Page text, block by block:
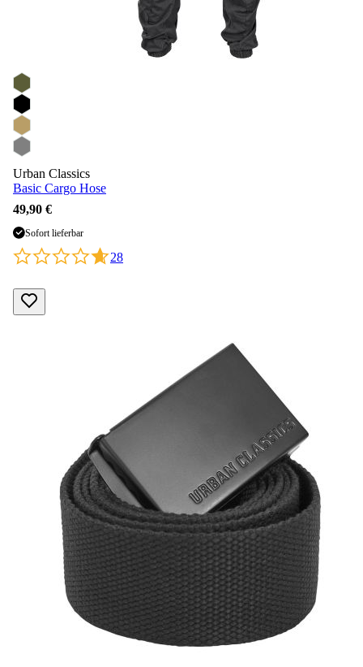
Urban Classics
Basic Cargo Hose
49,90 €
Sofort lieferbar
28